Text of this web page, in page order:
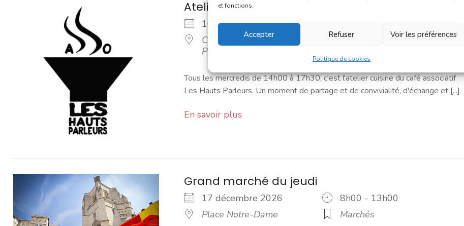
et fonctions.
Accepter Refuser Voir les préférences
Politique de cookies
Atelier cuisine - Les Hauts Parleurs
16 décembre 2026
Café associatif Les Hauts
Parleurs
Ateliers Social
Tous les mercredis de 14h00 à 17h30, c'est l'atelier cuisine du café associatif
Les Hauts Parleurs. Un moment de partage et de convivialité, d'échange et [...]
En savoir plus
Grand marché du jeudi
17 décembre 2026
8h00 - 13h00
Place Notre-Dame
Marchés